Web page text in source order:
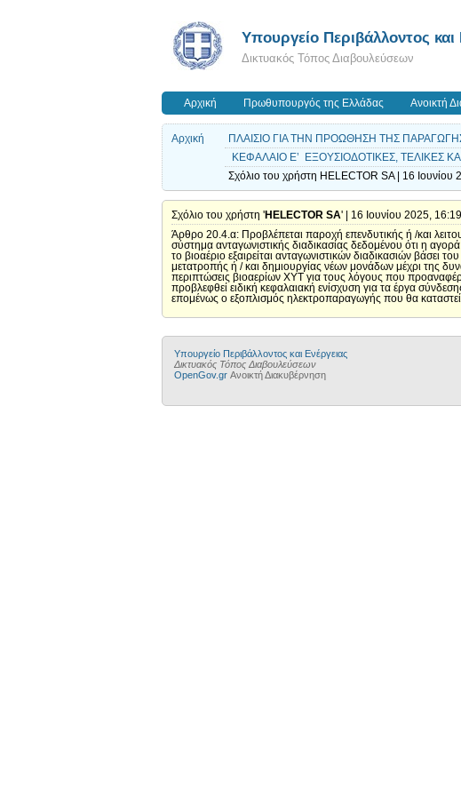
Yπουργείο Περιβάλλοντος και
Δικτυακός Τόπος Διαβουλεύσεων
Αρχική Πρωθυπουργός της Ελλάδας Ανοικτή
Αρχική
ΠΛΑΙΣΙΟ ΓΙΑ ΤΗΝ ΠΡΟΩΘΗΣΗ ΤΗΣ
ΚΕΦΑΛΑΙΟ Ε’ ΕΞΟΥΣΙΟΔΟΤΙΚΕΣ, ΤΕΛΙΚΕΣ ΚΑΙ
Σχόλιο του χρήστη HELECTOR SA | 16 Ιουνίου
Σχόλιο του χρήστη 'HELECTOR SA' | 16 Ιουνίου 2025, 16:19
Άρθρο 20.4.α: Προβλέπεται παροχή επενδυτικής ή /και
σύστημα ανταγωνιστικής διαδικασίας δεδομένου ότι η
το βιοαέριο εξαιρείται ανταγωνιστικών διαδικασιών βάσει
μετατροπής ή / και δημιουργίας νέων μονάδων μέχρι της
περιπτώσεις βιοαερίων ΧΥΤ για τους λόγους που
προβλεφθεί ειδική κεφαλαιακή ενίσχυση για τα έργα
επομένως ο εξοπλισμός ηλεκτροπαραγωγής που θα
Yπουργείο Περιβάλλοντος και Ενέργειας
Δικτυακός Τόπος Διαβουλεύσεων
OpenGov.gr Ανοικτή Διακυβέρνηση